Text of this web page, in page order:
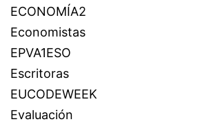
ECONOMÍA2
Economistas
EPVA1ESO
Escritoras
EUCODEWEEK
Evaluación